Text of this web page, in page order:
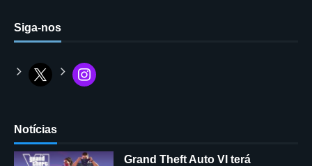
Siga-nos
Notícias
Grand Theft Auto VI terá